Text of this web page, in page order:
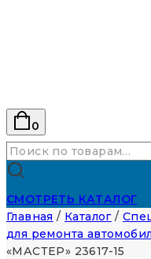
0
Искать:
СМОТРЕТЬ КАТАЛОГ
Главная / Каталог /
для ремонта
«МАСТЕР» 23617-15